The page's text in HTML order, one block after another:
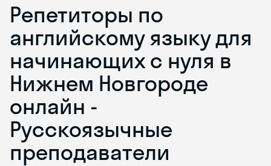
Репетиторы по
английскому языку для
начинающих с нуля в
Нижнем Новгороде
онлайн -
Русскоязычные
преподаватели
Skyeng Chat